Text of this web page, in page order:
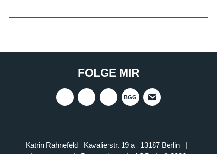
FOLGE MIR
BGG
Katrin Rahnefeld Kavalierstr. 19 a 13187 Berlin |